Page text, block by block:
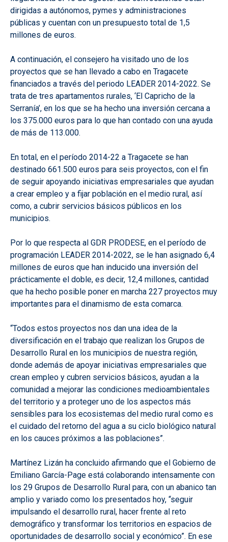
dirigidas a autónomos, pymes y administraciones
públicas y cuentan con un presupuesto total de 1,5
millones de euros.
A continuación, el consejero ha visitado uno de los
proyectos que se han llevado a cabo en Tragacete
financiados a través del periodo LEADER 2014-2022. Se
trata de tres apartamentos rurales, ‘El Capricho de la
Serranía’, en los que se ha hecho una inversión cercana a
los 375.000 euros para lo que han contado con una ayuda
de más de 113.000.
En total, en el período 2014-22 a Tragacete se han
destinado 661.500 euros para seis proyectos, con el fin
de seguir apoyando iniciativas empresariales que ayudan
a crear empleo y a fijar población en el medio rural, así
como, a cubrir servicios básicos públicos en los
municipios.
Por lo que respecta al GDR PRODESE, en el período de
programación LEADER 2014-2022, se le han asignado 6,4
millones de euros que han inducido una inversión del
prácticamente el doble, es decir, 12,4 millones, cantidad
que ha hecho posible poner en marcha 227 proyectos muy
importantes para el dinamismo de esta comarca.
“Todos estos proyectos nos dan una idea de la
diversificación en el trabajo que realizan los Grupos de
Desarrollo Rural en los municipios de nuestra región,
donde además de apoyar iniciativas empresariales que
crean empleo y cubren servicios básicos, ayudan a la
comunidad a mejorar las condiciones medioambientales
del territorio y a proteger uno de los aspectos más
sensibles para los ecosistemas del medio rural como es
el cuidado del retorno del agua a su ciclo biológico natural
en los cauces próximos a las poblaciones”.
Martínez Lizán ha concluido afirmando que el Gobierno de
Emiliano García-Page está colaborando intensamente con
los 29 Grupos de Desarrollo Rural para, con un abanico tan
amplio y variado como los presentados hoy, “seguir
impulsando el desarrollo rural, hacer frente al reto
demográfico y transformar los territorios en espacios de
oportunidades de desarrollo social y económico”. En ese